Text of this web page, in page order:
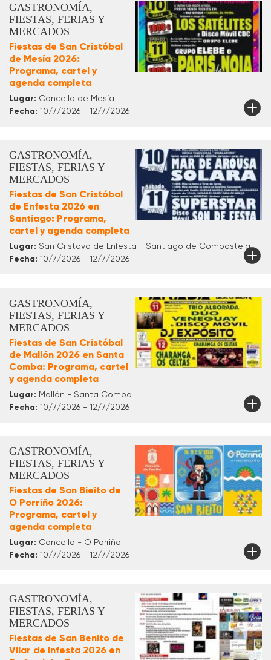
GASTRONOMÍA,
FIESTAS, FERIAS Y
MERCADOS
Fiestas de San Cristóbal
de Mesía 2026:
Programa, cartel y
agenda completa
Lugar: Concello de Mesía
Fecha: 10/7/2026 - 12/7/2026
GASTRONOMÍA,
FIESTAS, FERIAS Y
MERCADOS
Fiestas de San Cristóbal
de Enfesta 2026 en
Santiago: Programa,
cartel y agenda completa
Lugar: San Cristovo de Enfesta - Santiago de Compostela
Fecha: 10/7/2026 - 12/7/2026
GASTRONOMÍA,
FIESTAS, FERIAS Y
MERCADOS
Fiestas de San Cristóbal
de Mallón 2026 en Santa
Comba: Programa, cartel
y agenda completa
Lugar: Mallón - Santa Comba
Fecha: 10/7/2026 - 12/7/2026
GASTRONOMÍA,
FIESTAS, FERIAS Y
MERCADOS
Fiestas de San Bieito de
O Porriño 2026:
Programa, cartel y
agenda completa
Lugar: Concello - O Porriño
Fecha: 10/7/2026 - 12/7/2026
GASTRONOMÍA,
FIESTAS, FERIAS Y
MERCADOS
Fiestas de San Benito de
Vilar de Infesta 2026 en